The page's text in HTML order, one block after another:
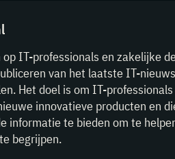
IT-professionals en zakelijke
van het laatste IT-
Het doel is om IT-
innovatieve producten en
informatie te bieden om te
begrijpen.